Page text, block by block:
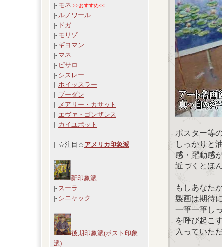
|- モネ >>おすすめ<<
|- ルノワール
|- ドガ
|- モリゾ
|- ギヨマン
|- マネ
|- ピサロ
|- シスレー
|- ホイッスラー
|- ブーダン
|- メアリー・カサット
|- エヴァ・ゴンザレス
|- カイユボット
|- ☆注目☆アメリカ印象派
新印象派
|- スーラ
|- シニャック
後期印象派(ポスト印象
派)
ポスター等
しっかりと
感・躍動感
近づくとほ
もしあなた
製画は期待
一筆一筆し
を呼び起こ
入っていた